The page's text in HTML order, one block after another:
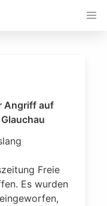
Angriff auf
Freie
Es wurden